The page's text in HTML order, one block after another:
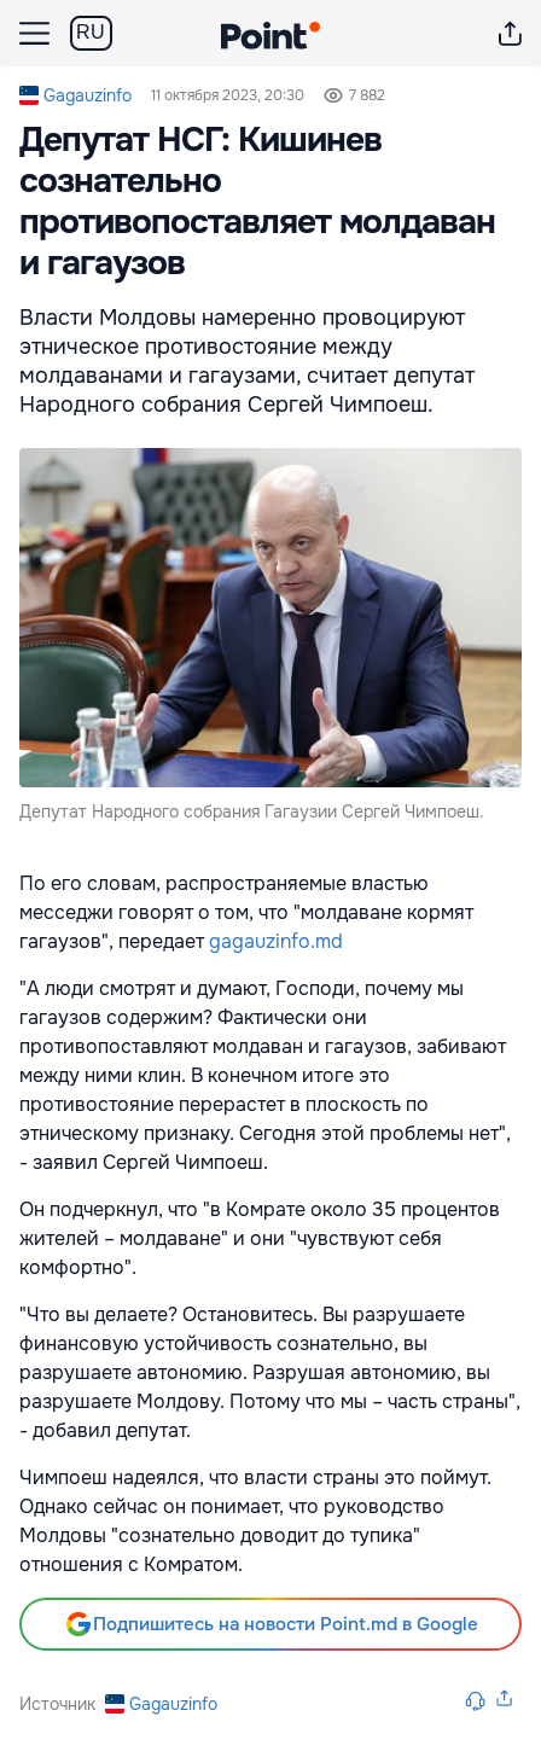
RU
Gagauzinfo 11 октября 2023, 20:30 7 882
Депутат НСГ: Кишинев
сознательно
противопоставляет молдаван
и гагаузов
Власти Молдовы намеренно провоцируют
этническое противостояние между
молдаванами и гагаузами, считает депутат
Народного собрания Сергей Чимпоеш.
Депутат Народного собрания Гагаузии Сергей Чимпоеш.
По его словам, распространяемые властью
месседжи говорят о том, что "молдаване кормят
гагаузов", передаетgagauzinfo.md
"А люди смотрят и думают, Господи, почему мы
гагаузов содержим? Фактически они
противопоставляют молдаван и гагаузов, забивают
между ними клин. В конечном итоге это
противостояние перерастет в плоскость по
этническому признаку. Сегодня этой проблемы нет",
- заявил Сергей Чимпоеш.
Он подчеркнул, что "в Комрате около 35 процентов
жителей – молдаване" и они "чувствуют себя
комфортно".
"Что вы делаете? Остановитесь. Вы разрушаете
финансовую устойчивость сознательно, вы
разрушаете автономию. Разрушая автономию, вы
разрушаете Молдову. Потому что мы – часть страны",
- добавил депутат.
Чимпоеш надеялся, что власти страны это поймут.
Однако сейчас он понимает, что руководство
Молдовы "сознательно доводит до тупика"
отношения с Комратом.
Подпишитесь на новости Point.md в Google
Источник Gagauzinfo